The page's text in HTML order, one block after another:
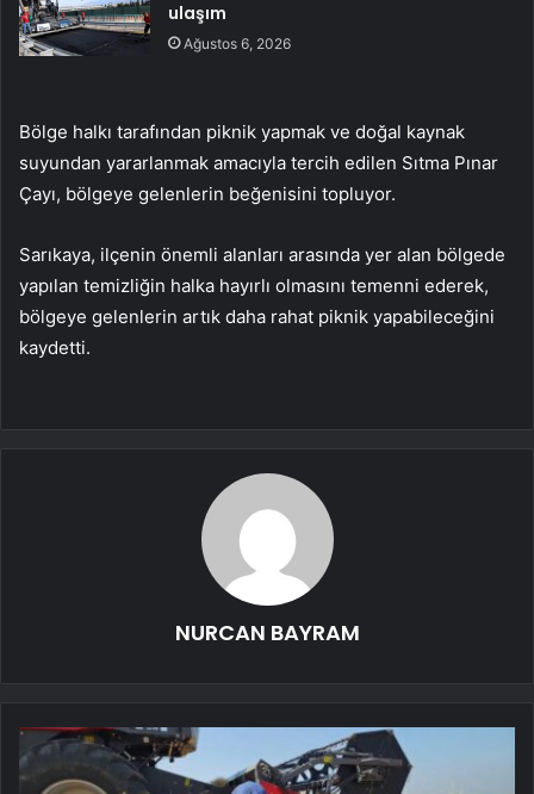
ulaşım
Ağustos 6, 2026
Bölge halkı tarafından piknik yapmak ve doğal kaynak
suyundan yararlanmak amacıyla tercih edilen Sıtma Pınar
Çayı, bölgeye gelenlerin beğenisini topluyor.
Sarıkaya, ilçenin önemli alanları arasında yer alan bölgede
yapılan temizliğin halka hayırlı olmasını temenni ederek,
bölgeye gelenlerin artık daha rahat piknik yapabileceğini
kaydetti.
NURCAN BAYRAM